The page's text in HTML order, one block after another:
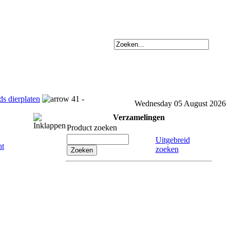
dierplaten
41 -
Wednesday 05 August 2026
Verzamelingen
Product zoeken
Uitgebreid
zoeken